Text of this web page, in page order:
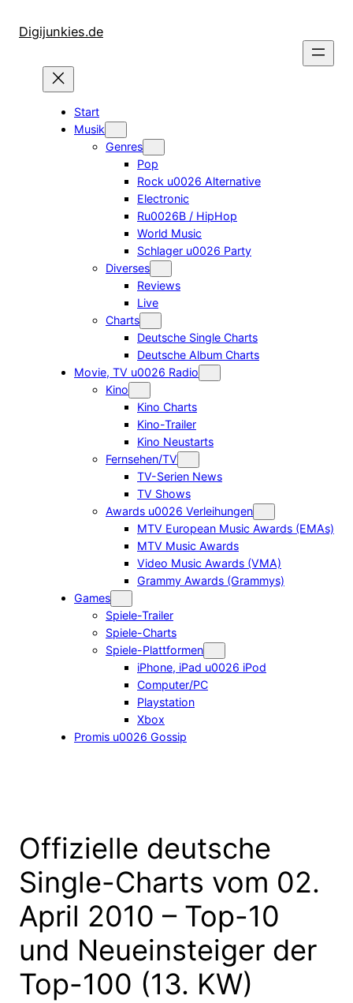
InhaltDigijunkies.de
Start
Musik
Genres
Pop
Rock u0026 Alternative
Electronic
Ru0026B / HipHop
World Music
Schlager u0026 Party
Diverses
Reviews
Live
Charts
Deutsche Single Charts
Deutsche Album Charts
Movie, TV u0026 Radio
Kino
Kino Charts
Kino-Trailer
Kino Neustarts
Fernsehen/TV
TV-Serien News
TV Shows
Awards u0026 Verleihungen
MTV European Music Awards (EMAs)
MTV Music Awards
Video Music Awards (VMA)
Grammy Awards (Grammys)
Games
Spiele-Trailer
Spiele-Charts
Spiele-Plattformen
iPhone, iPad u0026 iPod
Computer/PC
Playstation
Xbox
Promis u0026 Gossip
Offizielle deutsche
Single-Charts vom 02.
April 2010 – Top-10
und Neueinsteiger der
Top-100 (13. KW)